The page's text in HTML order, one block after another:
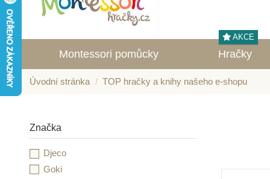
Montessori pomůcky Hračky
AKCE
Úvodní stránka TOP hračky a knihy našeho e-shopu
Značka
Djeco
Goki